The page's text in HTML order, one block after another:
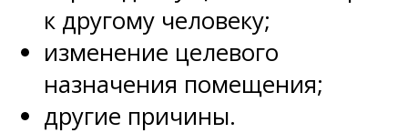
к другому человеку;
изменение целевого
назначения помещения;
другие причины.